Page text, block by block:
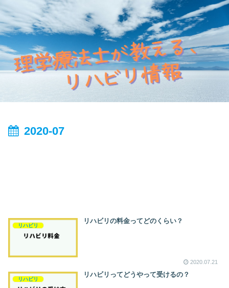
2020-07
リハビリ
リハビリの料金ってどのくらい？
2020.07.21
リハビリ
リハビリってどうやって受けるの？